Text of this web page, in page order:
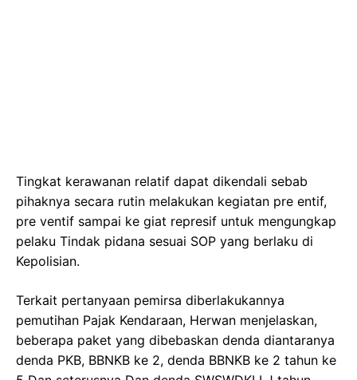
Tingkat kerawanan relatif dapat dikendali sebab
pihaknya secara rutin melakukan kegiatan pre entif,
pre ventif sampai ke giat represif untuk mengungkap
pelaku Tindak pidana sesuai SOP yang berlaku di
Kepolisian.
Terkait pertanyaan pemirsa diberlakukannya
pemutihan Pajak Kendaraan, Herwan menjelaskan,
beberapa paket yang dibebaskan denda diantaranya
denda PKB, BBNKB ke 2, denda BBNKB ke 2 tahun ke